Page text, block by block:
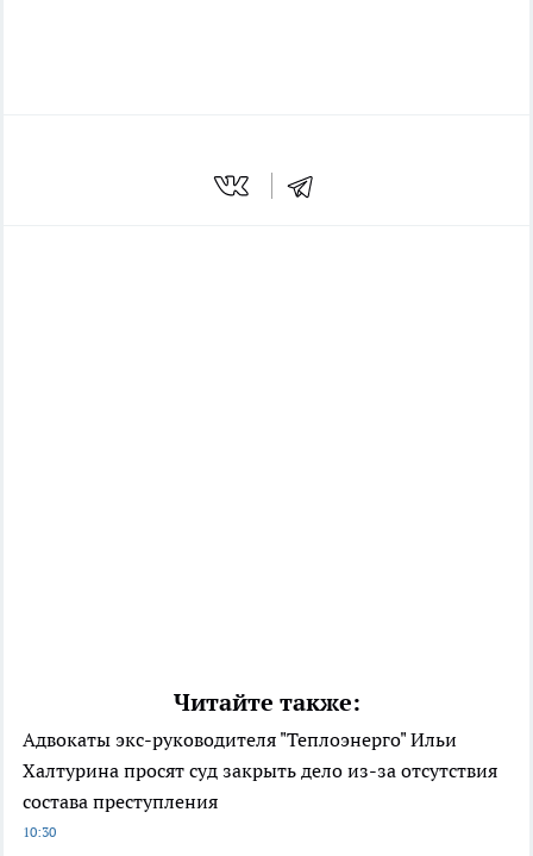
Читайте также:
Адвокаты экс-руководителя "Теплоэнерго" Ильи
Халтурина просят суд закрыть дело из-за отсутствия
состава преступления
10:30